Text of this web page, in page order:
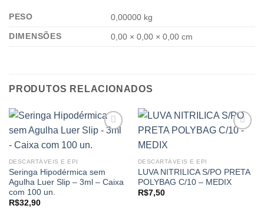
PESO
0,00000 kg
DIMENSÕES
0,00 × 0,00 × 0,00 cm
PRODUTOS RELACIONADOS
DESCARTÁVEIS E EPI
Seringa Hipodérmica sem
Agulha Luer Slip – 3ml – Caixa
com 100 un.
R$32,90
DESCARTÁVEIS E EPI
LUVA NITRILICA S/PO PRETA
POLYBAG C/10 – MEDIX
R$7,50